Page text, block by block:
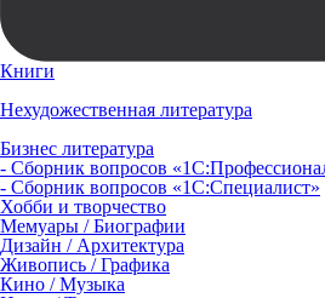
Книги
Нехудожественная литература
Бизнес литература
- Сборник вопросов
- Сборник вопросов «1С:Специалист»
Хобби и творчество
Мемуары / Биографии
Дизайн / Архитектура
Живопись / Графика
Кино / Музыка